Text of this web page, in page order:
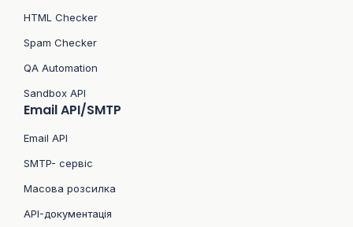
HTML Checker
Spam Checker
QA Automation
Sandbox API
Email API/SMTP
Email API
SMTP- сервіс
Масова розсилка
API-документація